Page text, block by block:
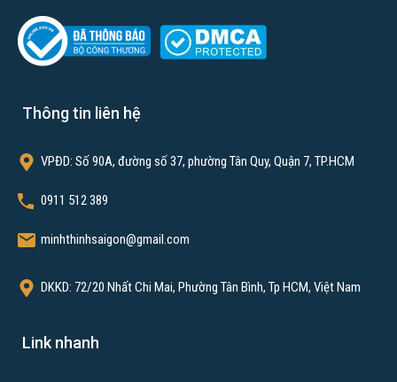
Xây dựng nhà trọn gói
Xây dựng nhà tiền chế
Thi công hoàn thiện
Thiết kế thi công nội thất văn phòng
Bài viết xem nhiều
Thông tin liên hệ
VPĐD: Số 90A, đường số 37, phường Tân Quy, Quận 7, TP.HCM
0911 512 389
minhthinhsaigon@gmail.com
DKKD: 72/20 Nhất Chi Mai, Phường Tân Bình, Tp HCM, Việt Nam
Link nhanh